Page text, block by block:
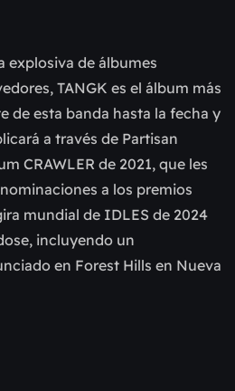
explosiva de álbumes
TANGK es el álbum más
de esta banda hasta la fecha y
a través de Partisan
CRAWLER de 2021, que les
a los premios
mundial de IDLES de 2024
incluyendo un
en Forest Hills en Nueva